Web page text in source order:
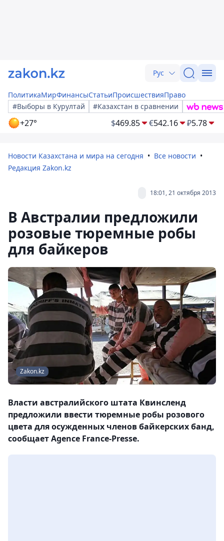
Рус
ПолитикаМирФинансыСтатьиПроисшествияПраво
#Выборы в Курултай
#Казахстан в сравнении
+27° $469.85 €542.16 ₽5.78
Новости Казахстана и мира на сегодня
Все новости
Редакция Zakon.kz
18:01, 21 октября 2013
В Австралии предложили
розовые тюремные робы
для байкеров
Zakon.kz
Власти австралийского штата Квинсленд
предложили ввести тюремные робы розового
цвета для осужденных членов байкерских банд,
сообщает Agence France-Presse.